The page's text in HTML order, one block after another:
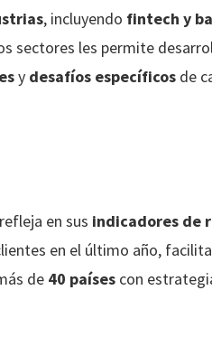
, incluyendo fintech y
sectores les permite
y desafíos específicos de
en sus indicadores de
en el último año,
de 40 países con